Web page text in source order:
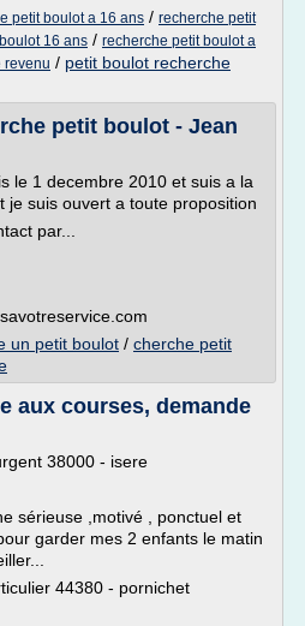
petit boulot a 16 ans / recherche petit
16 ans / recherche petit boulot a
revenu / petit boulot recherche
petit boulot - Jean
le 1 decembre 2010 et suis a la
je suis ouvert a toute proposition
par...
un petit boulot / cherche petit
aux courses, demande
38000 - isere
sérieuse ,motivé , ponctuel et
garder mes 2 enfants le matin
44380 - pornichet